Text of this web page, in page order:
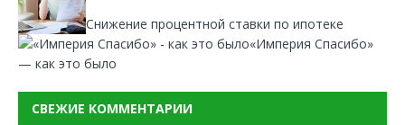
Снижение процентной ставки по ипотеке
«Империя Спасибо»
— как это было
СВЕЖИЕ КОММЕНТАРИИ